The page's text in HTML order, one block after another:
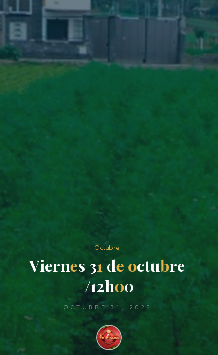
Octubre
Viernes 31 de octubre
/12h00
OCTUBRE 31, 2025